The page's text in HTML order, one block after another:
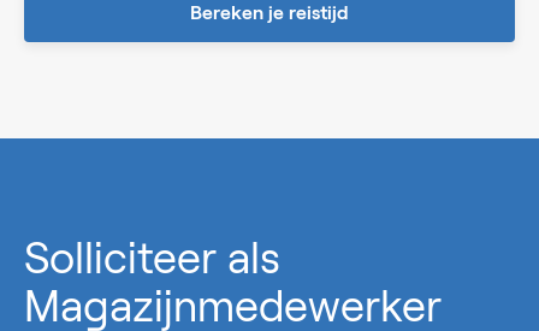
Bereken je reistijd
Solliciteer als
Magazijnmedewerker